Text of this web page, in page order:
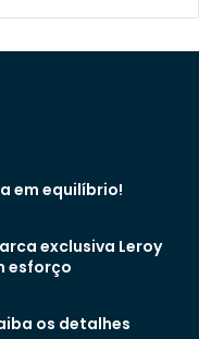
em equilíbrio!
exclusiva Leroy
esforço
os detalhes